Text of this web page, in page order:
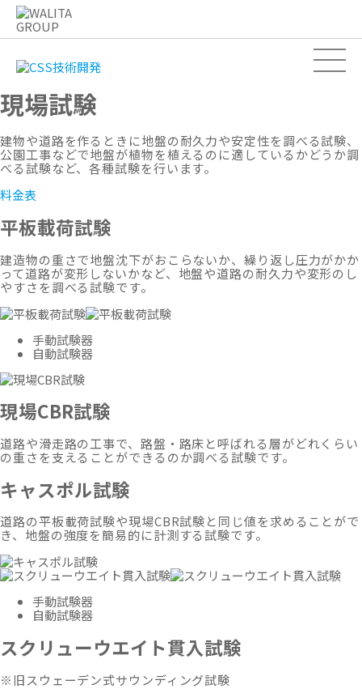
現場試験
建物や道路を作るときに地盤の耐久力や安定性を調べる試験、
公園工事などで地盤が植物を植えるのに適しているかどうか調
べる試験など、各種試験を行います。
料金表
平板載荷試験
建造物の重さで地盤沈下がおこらないか、繰り返し圧力がかか
って道路が変形しないかなど、地盤や道路の耐久力や変形のし
やすさを調べる試験です。
手動試験器
自動試験器
現場CBR試験
道路や滑走路の工事で、路盤・路床と呼ばれる層がどれくらい
の重さを支えることができるのか調べる試験です。
キャスポル試験
道路の平板載荷試験や現場CBR試験と同じ値を求めることがで
き、地盤の強度を簡易的に計測する試験です。
手動試験器
自動試験器
スクリューウエイト貫入試験
※旧スウェーデン式サウンディング試験